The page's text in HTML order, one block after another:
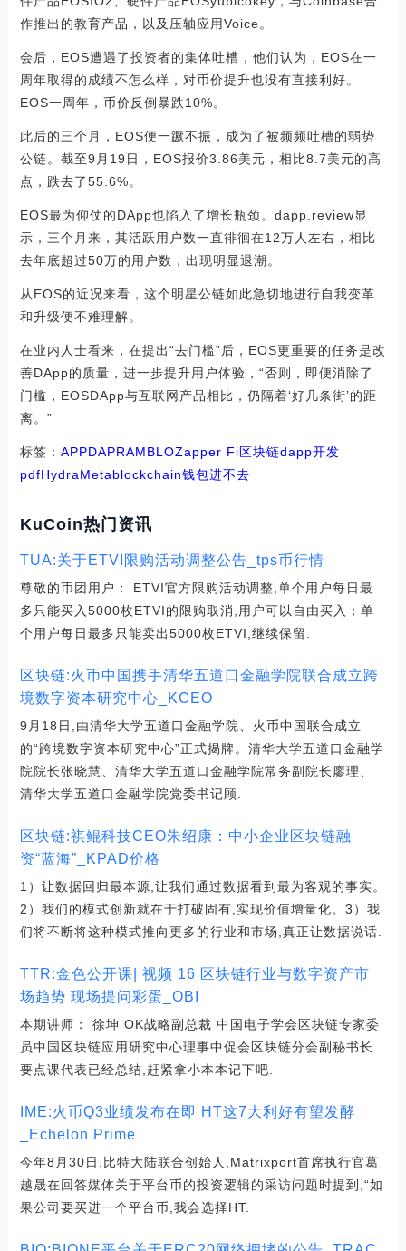
作推出的教育产品，以及压轴应用Voice。
会后，EOS遭遇了投资者的集体吐槽，他们认为，EOS在一
周年取得的成绩不怎么样，对币价提升也没有直接利好。
EOS一周年，币价反倒暴跌10%。
此后的三个月，EOS便一蹶不振，成为了被频频吐槽的弱势
公链。截至9月19日，EOS报价3.86美元，相比8.7美元的高
点，跌去了55.6%。
EOS最为仰仗的DApp也陷入了增长瓶颈。dapp.review显
示，三个月来，其活跃用户数一直徘徊在12万人左右，相比
去年底超过50万的用户数，出现明显退潮。
从EOS的近况来看，这个明星公链如此急切地进行自我变革
和升级便不难理解。
在业内人士看来，在提出“去门槛”后，EOS更重要的任务是改
善DApp的质量，进一步提升用户体验，“否则，即便消除了
门槛，EOSDApp与互联网产品相比，仍隔着‘好几条街’的距
离。”
标签： APPDAPRAMBLOZapper Fi区块链dapp开发
pdfHydraMetablockchain钱包进不去
KuCoin热门资讯
TUA:关于ETVI限购活动调整公告_tps币行情
尊敬的币团用户： ETVI官方限购活动调整,单个用户每日最
多只能买入5000枚ETVI的限购取消,用户可以自由买入；单
个用户每日最多只能卖出5000枚ETVI,继续保留.
区块链:火币中国携手清华五道口金融学院联合成立跨
境数字资本研究中心_KCEO
9月18日,由清华大学五道口金融学院、火币中国联合成立
的“跨境数字资本研究中心”正式揭牌。清华大学五道口金融学
院院长张晓慧、清华大学五道口金融学院常务副院长廖理、
清华大学五道口金融学院党委书记顾.
区块链:祺鲲科技CEO朱绍康：中小企业区块链融
资“蓝海”_KPAD价格
1）让数据回归最本源,让我们通过数据看到最为客观的事实。
2）我们的模式创新就在于打破固有,实现价值增量化。3）我
们将不断将这种模式推向更多的行业和市场,真正让数据说话.
TTR:金色公开课| 视频 16 区块链行业与数字资产市
场趋势 现场提问彩蛋_OBI
本期讲师： 徐坤 OK战略副总裁 中国电子学会区块链专家委
员中国区块链应用研究中心理事中促会区块链分会副秘书长
要点课代表已经总结,赶紧拿小本本记下吧.
IME:火币Q3业绩发布在即 HT这7大利好有望发酵
_Echelon Prime
今年8月30日,比特大陆联合创始人,Matrixport首席执行官葛
越晟在回答媒体关于平台币的投资逻辑的采访问题时提到,“如
果公司要买进一个平台币,我会选择HT.